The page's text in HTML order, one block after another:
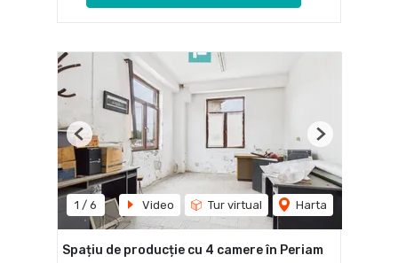
1 / 6 Video Tur virtual Harta
Previous Next
Spațiu de producție cu 4 camere în Periam